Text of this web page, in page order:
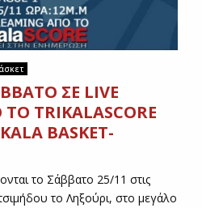
ΣΕ LIVE
TRIKALASCORE
BASKET-
το Σάββατο 25/11 στις
το Ληξούρι, στο μεγάλο